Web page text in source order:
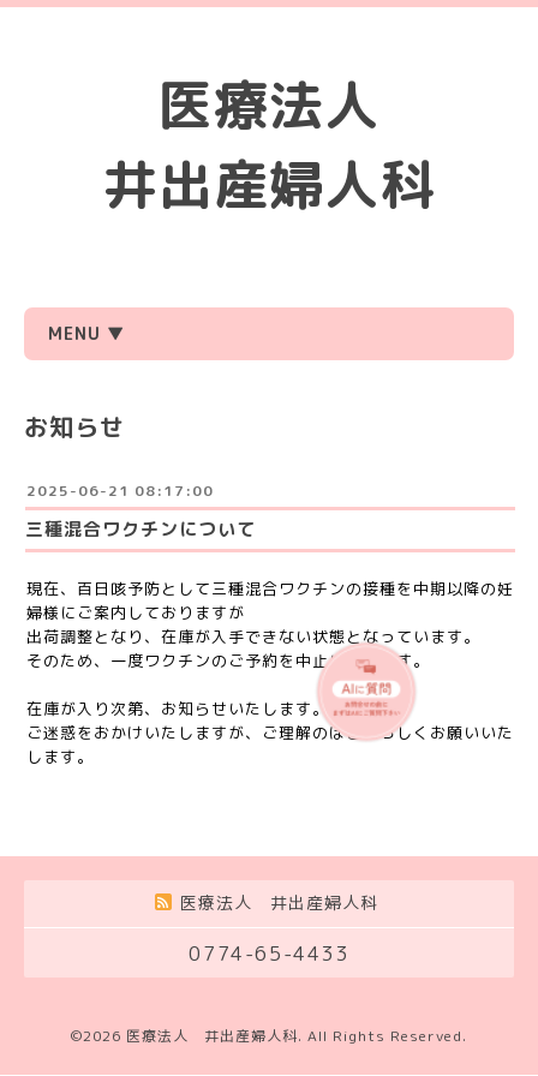
医療法人
井出産婦人科
MENU ▼
お知らせ
2025-06-21 08:17:00
三種混合ワクチンについて
現在、百日咳予防として三種混合ワクチンの接種を中期以降の妊
婦様にご案内しておりますが
出荷調整となり、在庫が入手できない状態となっています。
そのため、一度ワクチンのご予約を中止いたします。
在庫が入り次第、お知らせいたします。
ご迷惑をおかけいたしますが、ご理解のほどよろしくお願いいた
します。
医療法人 井出産婦人科
0774-65-4433
©2026 医療法人 井出産婦人科. All Rights Reserved.